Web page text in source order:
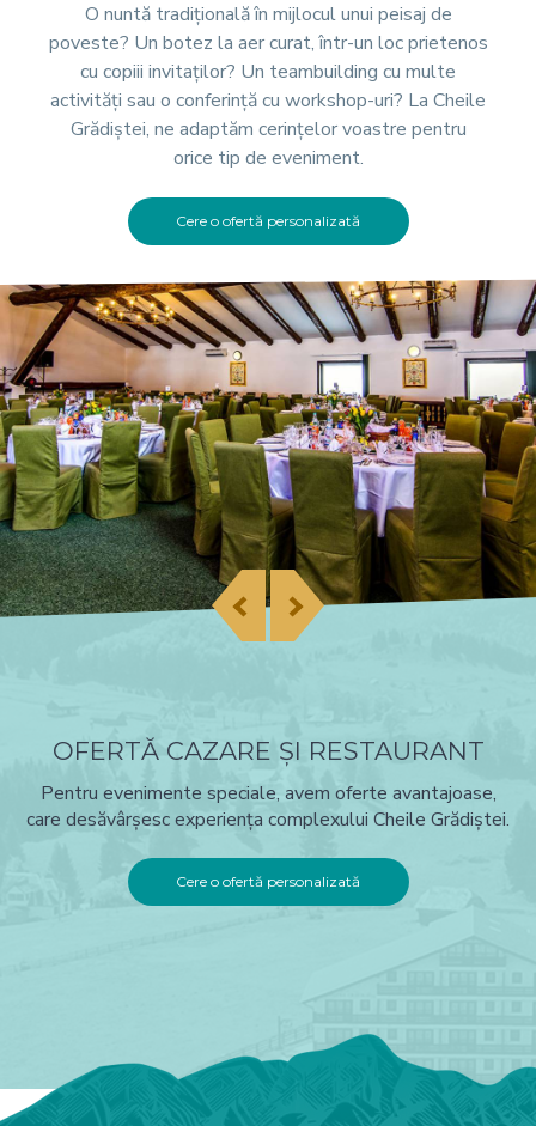
O nuntă tradițională în mijlocul unui peisaj de
poveste? Un botez la aer curat, într-un loc prietenos
cu copiii invitaților? Un teambuilding cu multe
activități sau o conferință cu workshop-uri? La Cheile
Grădiștei, ne adaptăm cerințelor voastre pentru
orice tip de eveniment.
Cere o ofertă personalizată
OFERTĂ CAZARE ȘI RESTAURANT
Pentru evenimente speciale, avem oferte avantajoase,
care desăvârșesc experiența complexului Cheile Grădiștei.
Cere o ofertă personalizată